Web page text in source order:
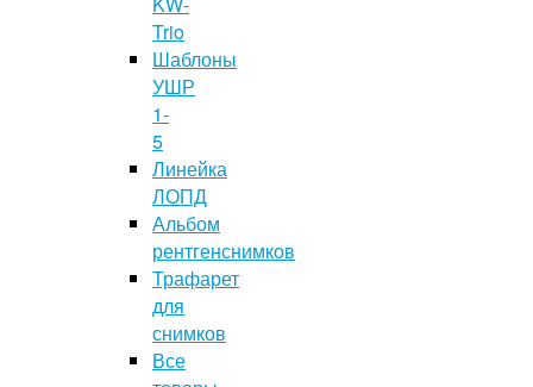
Trio
Шаблоны
УШР
1-
5
Линейка
ЛОПД
Альбом
рентгенснимков
Трафарет
для
снимков
Все